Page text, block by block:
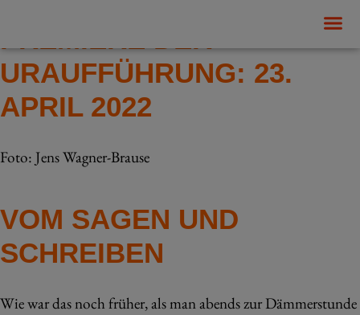
URAUFFÜHRUNG: 23.
APRIL 2022
Foto: Jens Wagner-Brause
VOM SAGEN UND
SCHREIBEN
Wie war das noch früher, als man abends zur Dämmerstunde